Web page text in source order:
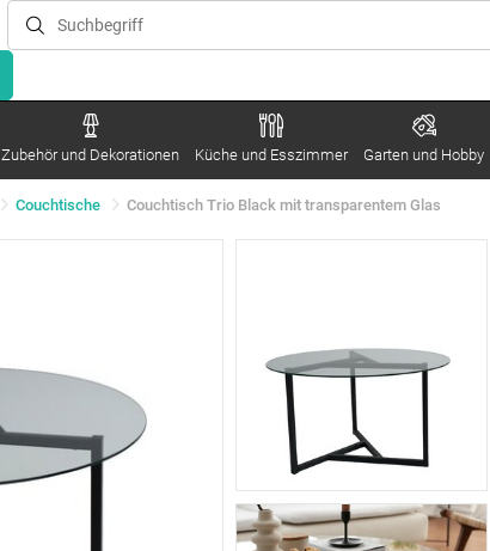
Zubehör und Dekorationen Küche und Esszimmer Garten und Hobby
Couchtische Couchtisch Trio Black mit transparentem Glas